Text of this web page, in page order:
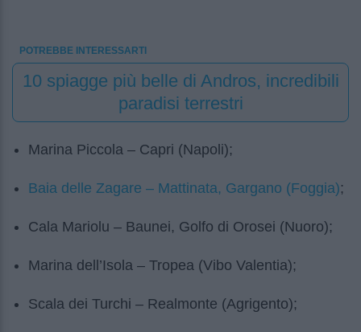
POTREBBE INTERESSARTI
10 spiagge più belle di Andros, incredibili
paradisi terrestri
Marina Piccola – Capri (Napoli);
Baia delle Zagare – Mattinata, Gargano (Foggia);
Cala Mariolu – Baunei, Golfo di Orosei (Nuoro);
Marina dell’Isola – Tropea (Vibo Valentia);
Scala dei Turchi – Realmonte (Agrigento);